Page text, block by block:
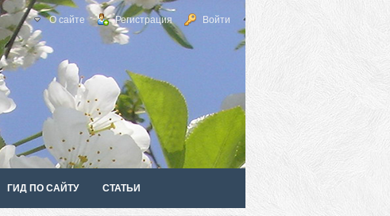
О сайте Регистрация Войти
ГИД ПО САЙТУ СТАТЬИ